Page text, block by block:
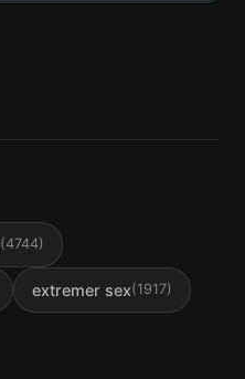
(4744)
extremer sex(1917)